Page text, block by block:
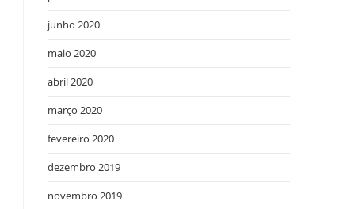
junho 2020
maio 2020
abril 2020
março 2020
fevereiro 2020
dezembro 2019
novembro 2019